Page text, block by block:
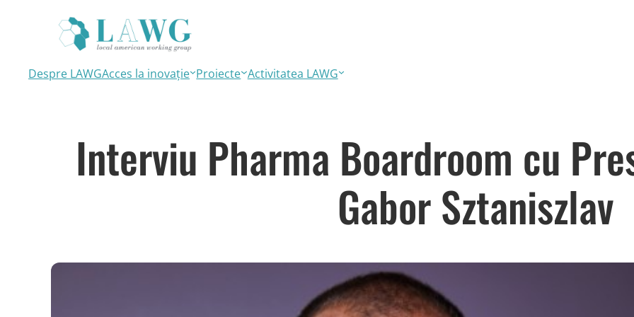
Despre LAWGAcces la inovație Proiecte Activitatea LAWG
Interviu Pharma Boardroom cu
Gabor Sztaniszlav